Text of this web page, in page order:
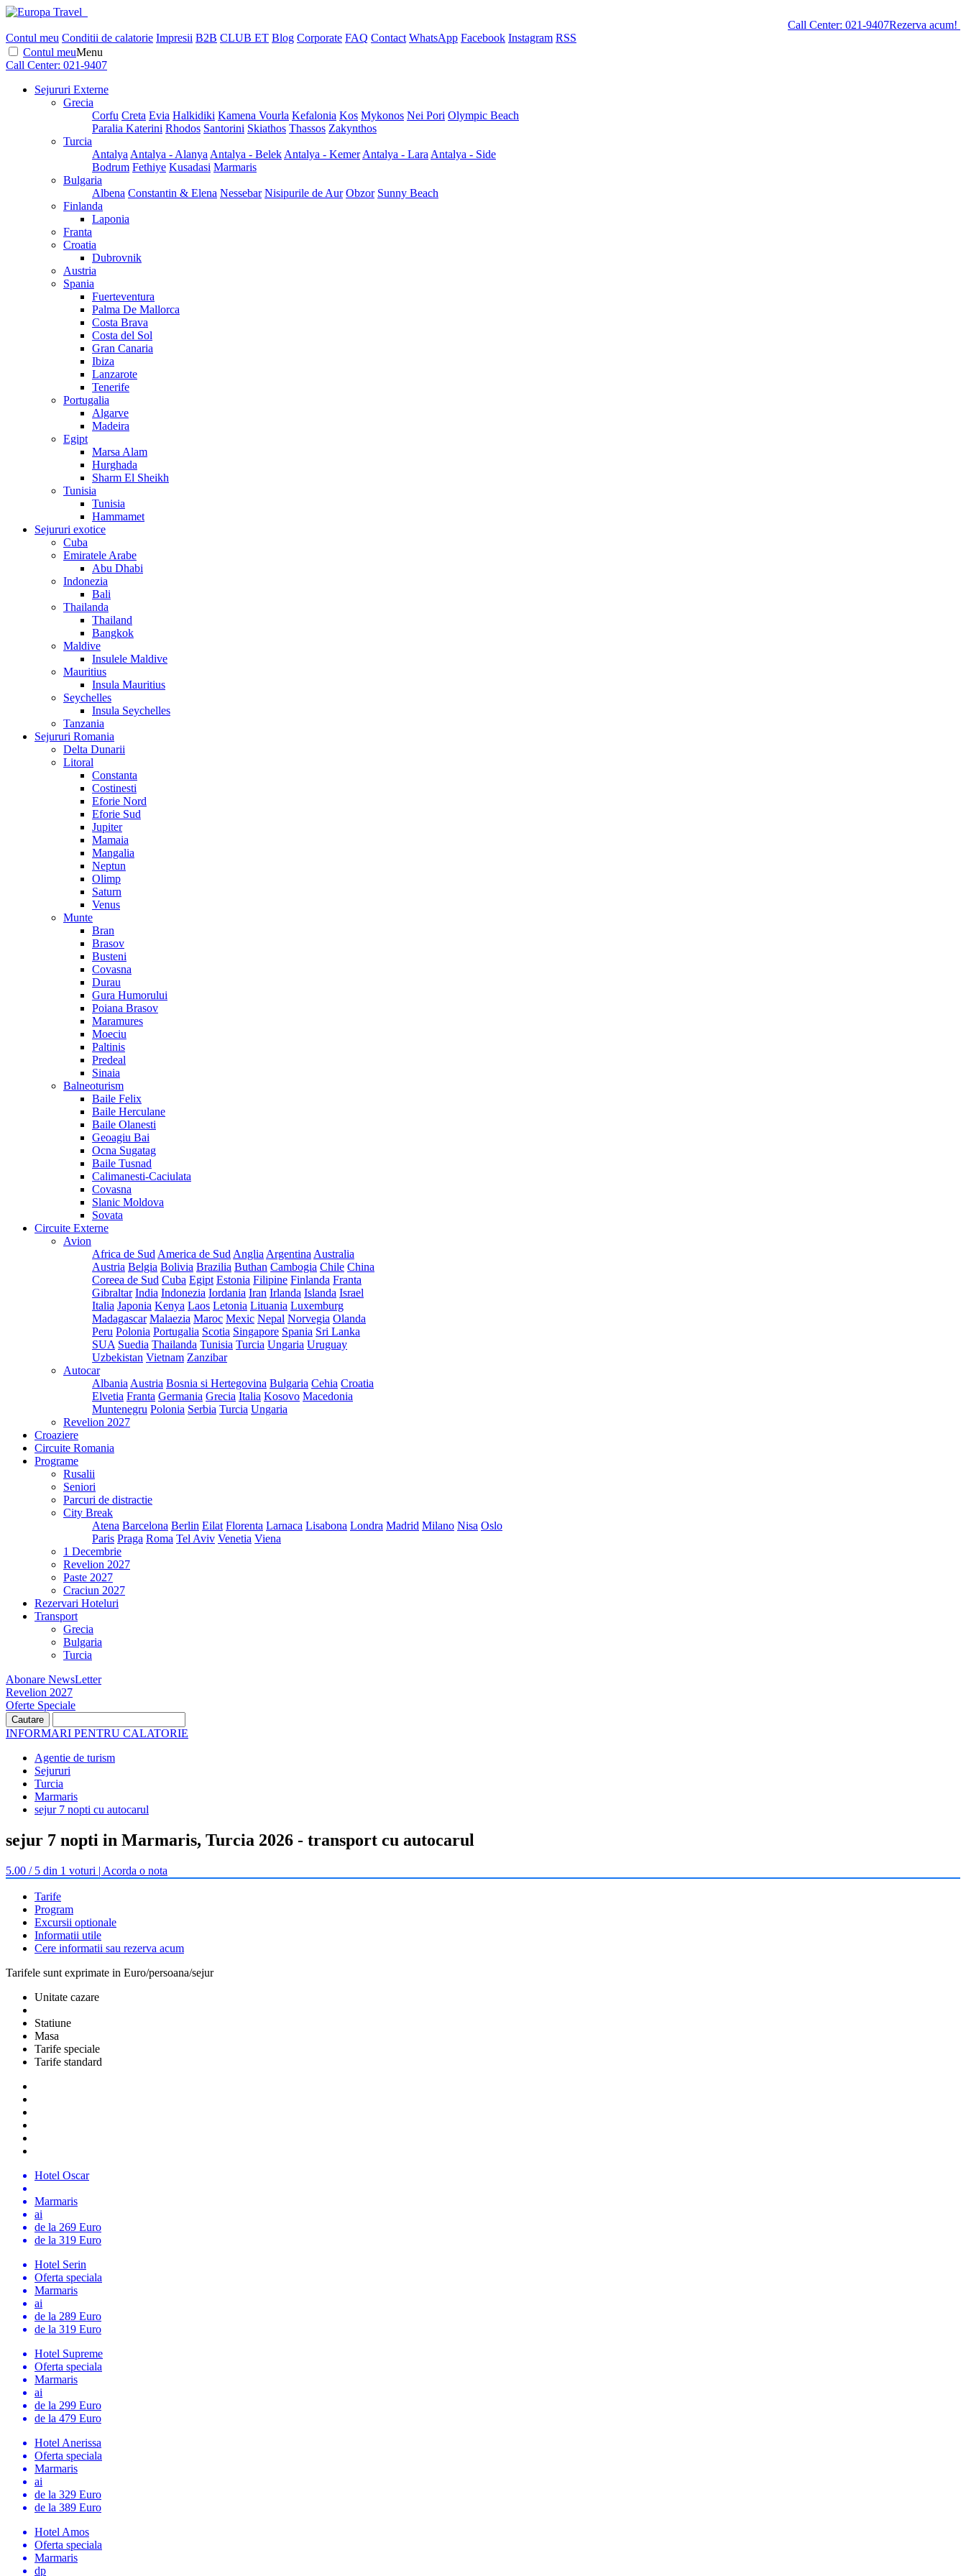
Call Center: 021-9407Rezerva acum!
Contul meu Conditii de calatorie Impresii B2B CLUB ET Blog Corporate FAQ Contact WhatsApp Facebook Instagram RSS
Contul meuMenu
Call Center: 021-9407
Sejururi Externe
Grecia
Corfu Creta Evia Halkidiki Kamena Vourla Kefalonia Kos Mykonos Nei Pori Olympic Beach
Paralia Katerini Rhodos Santorini Skiathos Thassos Zakynthos
Turcia
Antalya Antalya - Alanya Antalya - Belek Antalya - Kemer Antalya - Lara Antalya - Side
Bodrum Fethiye Kusadasi Marmaris
Bulgaria
Albena Constantin & Elena Nessebar Nisipurile de Aur Obzor Sunny Beach
Finlanda
Laponia
Franta
Croatia
Dubrovnik
Austria
Spania
Fuerteventura
Palma De Mallorca
Costa Brava
Costa del Sol
Gran Canaria
Ibiza
Lanzarote
Tenerife
Portugalia
Algarve
Madeira
Egipt
Marsa Alam
Hurghada
Sharm El Sheikh
Tunisia
Tunisia
Hammamet
Sejururi exotice
Cuba
Emiratele Arabe
Abu Dhabi
Indonezia
Bali
Thailanda
Thailand
Bangkok
Maldive
Insulele Maldive
Mauritius
Insula Mauritius
Seychelles
Insula Seychelles
Tanzania
Sejururi Romania
Delta Dunarii
Litoral
Constanta
Costinesti
Eforie Nord
Eforie Sud
Jupiter
Mamaia
Mangalia
Neptun
Olimp
Saturn
Venus
Munte
Bran
Brasov
Busteni
Covasna
Durau
Gura Humorului
Poiana Brasov
Maramures
Moeciu
Paltinis
Predeal
Sinaia
Balneoturism
Baile Felix
Baile Herculane
Baile Olanesti
Geoagiu Bai
Ocna Sugatag
Baile Tusnad
Calimanesti-Caciulata
Covasna
Slanic Moldova
Sovata
Circuite Externe
Avion
Africa de Sud America de Sud Anglia Argentina Australia
Austria Belgia Bolivia Brazilia Buthan Cambogia Chile China
Coreea de Sud Cuba Egipt Estonia Filipine Finlanda Franta
Gibraltar India Indonezia Iordania Iran Irlanda Islanda Israel
Italia Japonia Kenya Laos Letonia Lituania Luxemburg
Madagascar Malaezia Maroc Mexic Nepal Norvegia Olanda
Peru Polonia Portugalia Scotia Singapore Spania Sri Lanka
SUA Suedia Thailanda Tunisia Turcia Ungaria Uruguay
Uzbekistan Vietnam Zanzibar
Autocar
Albania Austria Bosnia si Hertegovina Bulgaria Cehia Croatia
Elvetia Franta Germania Grecia Italia Kosovo Macedonia
Muntenegru Polonia Serbia Turcia Ungaria
Revelion 2027
Croaziere
Circuite Romania
Programe
Rusalii
Seniori
Parcuri de distractie
City Break
Atena Barcelona Berlin Eilat Florenta Larnaca Lisabona Londra Madrid Milano Nisa Oslo
Paris Praga Roma Tel Aviv Venetia Viena
1 Decembrie
Revelion 2027
Paste 2027
Craciun 2027
Rezervari Hoteluri
Transport
Grecia
Bulgaria
Turcia
Abonare NewsLetter
Revelion 2027
Oferte Speciale
INFORMARI PENTRU CALATORIE
Agentie de turism
Sejururi
Turcia
Marmaris
sejur 7 nopti cu autocarul
sejur 7 nopti in Marmaris, Turcia 2026 - transport cu autocarul
5.00 / 5 din 1 voturi | Acorda o nota
Tarife
Program
Excursii optionale
Informatii utile
Cere informatii sau rezerva acum
Tarifele sunt exprimate in Euro/persoana/sejur
Unitate cazare
Statiune
Masa
Tarife speciale
Tarife standard
Hotel Oscar
Marmaris
ai
de la 269 Euro
de la 319 Euro
Hotel Serin
Oferta speciala
Marmaris
ai
de la 289 Euro
de la 319 Euro
Hotel Supreme
Oferta speciala
Marmaris
ai
de la 299 Euro
de la 479 Euro
Hotel Anerissa
Oferta speciala
Marmaris
ai
de la 329 Euro
de la 389 Euro
Hotel Amos
Oferta speciala
Marmaris
dp